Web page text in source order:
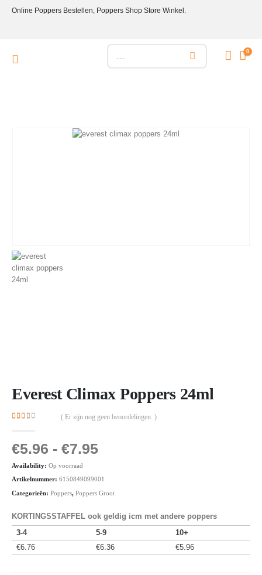
Online Poppers Bestellen, Poppers Shop Store Winkel.
0
Everest Climax Poppers 24ml
( Er zijn nog geen beoordelingen. )
€5.96 - €7.95
Availability: Op voorraad
Artikelnummer: 6150849099001
Categorieën: Poppers, Poppers Groot
KORTINGSSTAFFEL ook geldig icm met andere poppers
3-4
5-9
10+
€6.76 €6.36 €5.96